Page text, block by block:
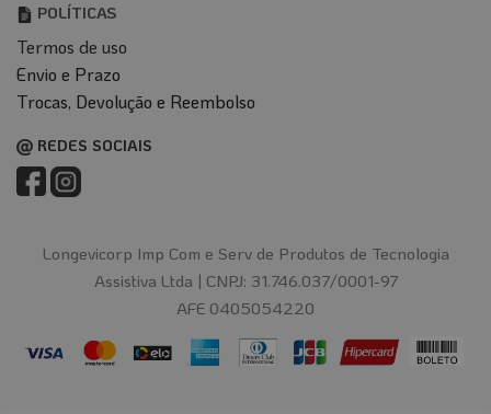
POLÍTICAS
Termos de uso
Envio e Prazo
Trocas, Devolução e Reembolso
REDES SOCIAIS
Longevicorp Imp Com e Serv de Produtos de Tecnologia
Assistiva Ltda | CNPJ: 31.746.037/0001-97
AFE 0405054220